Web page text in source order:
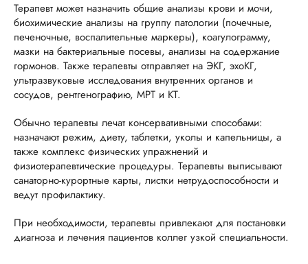
Терапевт может назначить общие анализы крови и мочи,
биохимические анализы на группу патологии (почечные,
печеночные, воспалительные маркеры), коагулограмму,
мазки на бактериальные посевы, анализы на содержание
гормонов. Также терапевты отправляет на ЭКГ, эхоКГ,
ультразвуковые исследования внутренних органов и
сосудов, рентгенографию, МРТ и КТ.
Обычно терапевты лечат консервативными способами:
назначают режим, диету, таблетки, уколы и капельницы, а
также комплекс физических упражнений и
физиотерапевтические процедуры. Терапевты выписывают
санаторно-курортные карты, листки нетрудоспособности и
ведут профилактику.
При необходимости, терапевты привлекают для постановки
диагноза и лечения пациентов коллег узкой специальности.